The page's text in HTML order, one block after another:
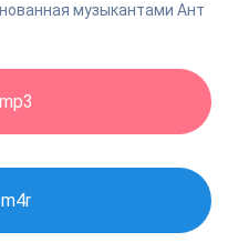
музыкантами Ант